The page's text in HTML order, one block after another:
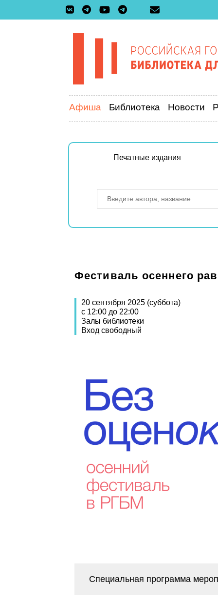
Афиша Библиотека Новости
Печатные издания
Фестиваль осеннего
20 сентября 2025 (суббота)
с 12:00 до 22:00
Залы библиотеки
Вход свободный
Специальная программа